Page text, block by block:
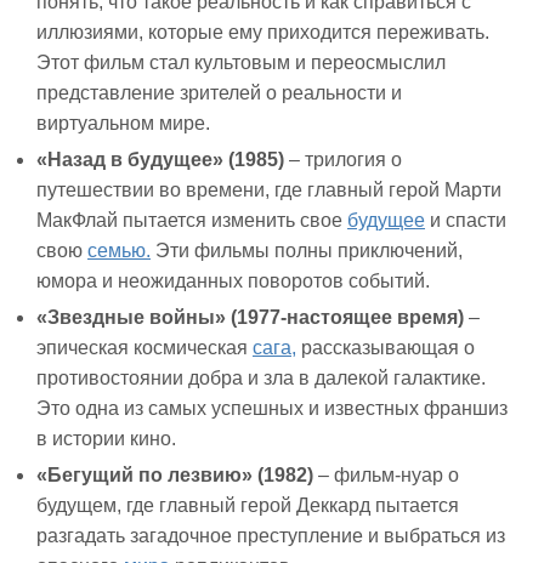
иллюзиями, которые ему приходится переживать.
Этот фильм стал культовым и переосмыслил
представление зрителей о реальности и
виртуальном мире.
«Назад в будущее» (1985) – трилогия о
путешествии во времени, где главный герой Марти
МакФлай пытается изменить свое будущее и спасти
свою семью. Эти фильмы полны приключений,
юмора и неожиданных поворотов событий.
«Звездные войны» (1977-настоящее время) –
эпическая космическая сага, рассказывающая о
противостоянии добра и зла в далекой галактике.
Это одна из самых успешных и известных франшиз
в истории кино.
«Бегущий по лезвию» (1982) – фильм-нуар о
будущем, где главный герой Деккард пытается
разгадать загадочное преступление и выбраться из